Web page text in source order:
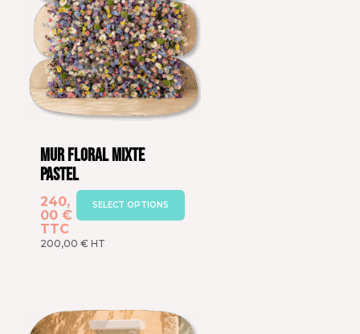
Mur floral mixte
pastel
SELECT OPTIONS
240,
00 €
TTC
200,00 € HT